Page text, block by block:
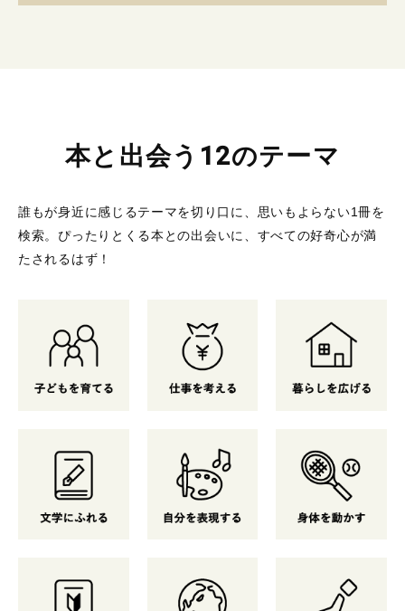
本と出会う12のテーマ
誰もが身近に感じるテーマを切り口に、思いもよらない1冊を
検索。 ぴったりとくる本との出会いに、すべての好奇心が満
たされるはず！